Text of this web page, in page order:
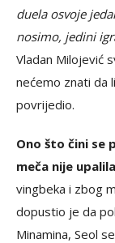
duela osvoje
nosimo, jedini
Vladan Milojević
nećemo znati da
povrijedio.
Ono što čini se
meča nije upalila
vingbeka i zbog
dopustio je da
Minamina, Seol